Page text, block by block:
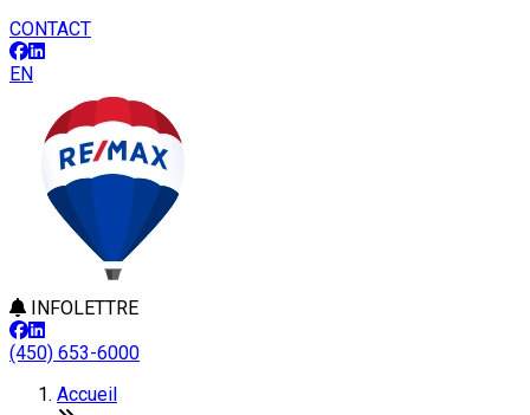
CONTACT
EN
INFOLETTRE
(450) 653-6000
+ Accueil